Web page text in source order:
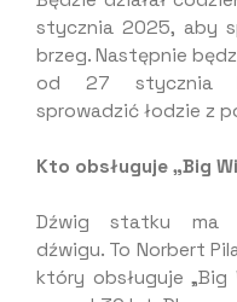
stycznia 2025, aby
brzeg. Następnie
od 27 stycznia
sprowadzić łodzie z
Kto obsługuje „Big
Dźwig statku ma
dźwigu. To Norbert
który obsługuje